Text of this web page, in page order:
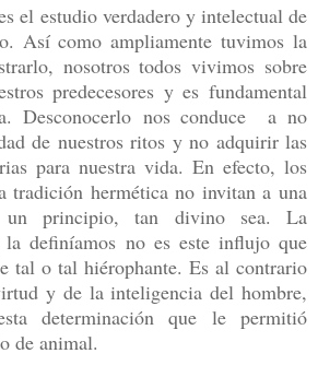
el estudio verdadero y intelectual de
Así como ampliamente tuvimos la
nosotros todos vivimos sobre
predecesores y es fundamental
Desconocerlo nos conduce a no
de nuestros ritos y no adquirir las
para nuestra vida. En efecto, los
tradición hermética no invitan a una
un principio, tan divino sea. La
definíamos no es este influjo que
tal o tal hiérophante. Es al contrario
y de la inteligencia del hombre,
determinación que le permitió
de animal.